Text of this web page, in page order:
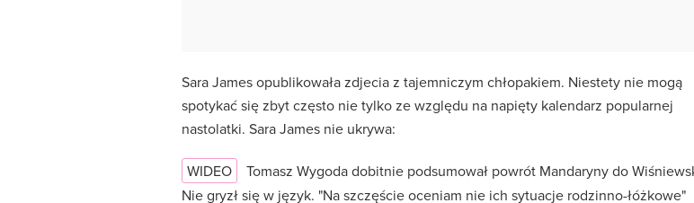
Sara James opublikowała zdjecia z tajemniczym chłopakiem. Niestety nie mogą
spotykać się zbyt często nie tylko ze względu na napięty kalendarz popularnej
nastolatki. Sara James nie ukrywa:
WIDEO
Tomasz Wygoda dobitnie podsumował powrót Mandaryny do
Nie gryzł się w język. "Na szczęście oceniam nie ich sytuacje rodzinno-łóżkowe"